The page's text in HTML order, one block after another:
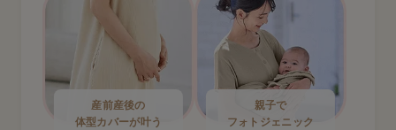
産前産後の
体型カバーが叶う
親子で
フォトジェニック